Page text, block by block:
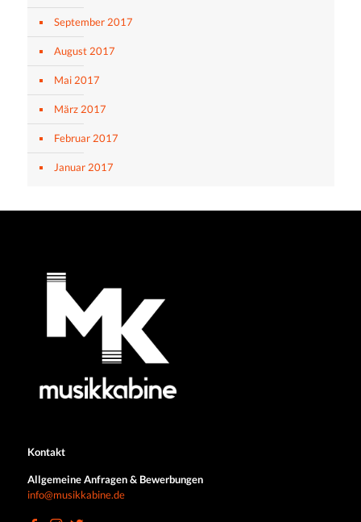
September 2017
August 2017
Mai 2017
März 2017
Februar 2017
Januar 2017
Kontakt
Allgemeine Anfragen & Bewerbungen
info@musikkabine.de